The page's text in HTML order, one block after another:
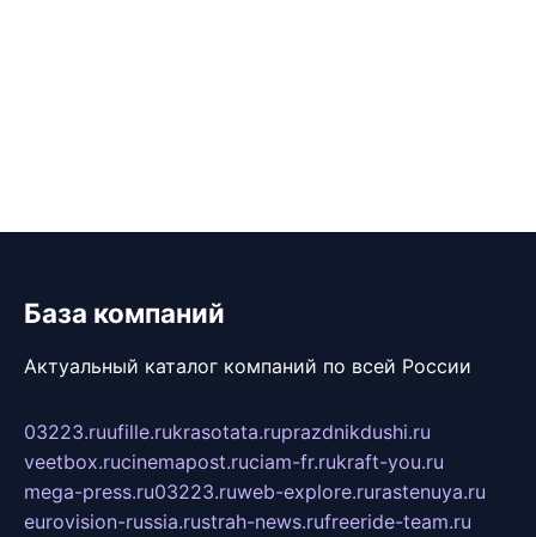
База компаний
Актуальный каталог компаний по всей России
03223.ruufille.rukrasotata.ruprazdnikdushi.ru
veetbox.rucinemapost.ruciam-fr.rukraft-you.ru
mega-press.ru03223.ruweb-explore.rurastenuya.ru
eurovision-russia.rustrah-news.rufreeride-team.ru